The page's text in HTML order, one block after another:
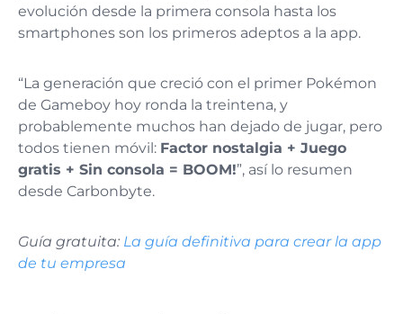
evolución desde la primera consola hasta los
smartphones son los primeros adeptos a la app.
“La generación que creció con el primer Pokémon
de Gameboy hoy ronda la treintena, y
probablemente muchos han dejado de jugar, pero
todos tienen móvil: Factor nostalgia + Juego
gratis + Sin consola = BOOM!”, así lo resumen
desde Carbonbyte.
Guía gratuita: La guía definitiva para crear la app
de tu empresa